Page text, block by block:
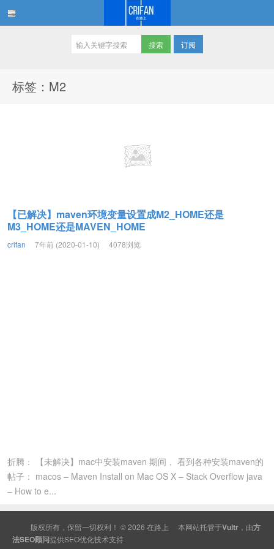
订阅
标签：M2
【已解决】maven环境变量设置成M2_HOME还是
M3_HOME还是MAVEN_HOME
crifan 7年前 (2020-01-10) 4078浏览
折腾： 【未解决】mac中安装maven 期间， 看到各种安装maven的
帖子： macos – Maven Install on Mac OS X – Stack Overflow java
– How to e...
版权所有，保留一切权利！ © 2026 在路上 本网站托管于Vultr ，由方
法SEO顾问提供SEO优化技术支持